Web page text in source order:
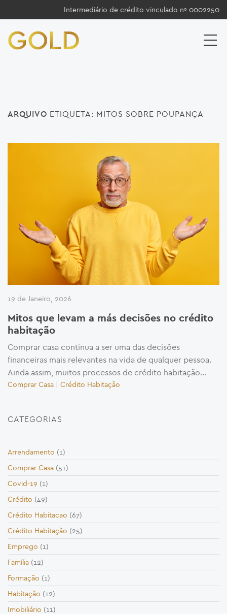
Intermediário de crédito vinculado nº 0002250
ARQUIVO ETIQUETA: MITOS SOBRE POUPANÇA
19 de Janeiro, 2026
Mitos que levam a más decisões no crédito
habitação
Comprar casa continua a ser uma das decisões
financeiras mais relevantes na vida de qualquer pessoa.
Ainda assim, muitos processos de crédito habitação...
Comprar Casa | Crédito Habitação
CATEGORIAS
Arrendamento (1)
Comprar Casa (51)
Covid-19 (1)
Crédito (49)
Crédito Habitacao (67)
Crédito Habitação (25)
Emprego (1)
Família (12)
Formação (1)
Habitação (12)
Imobiliário (11)